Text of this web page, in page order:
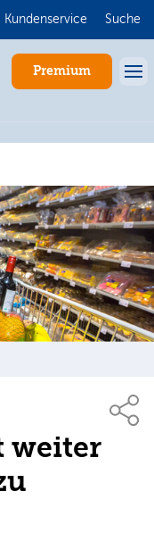
Kundenservice Suche
Premium
weiter